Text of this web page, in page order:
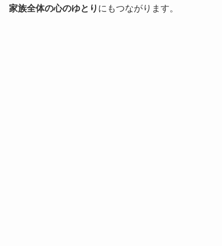
家族全体の心のゆとり にもつながります。